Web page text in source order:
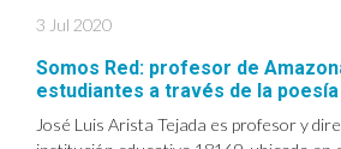
3 Jul 2020
Somos Red: profesor de
estudiantes a través de la poesía
José Luis Arista Tejada es profesor y